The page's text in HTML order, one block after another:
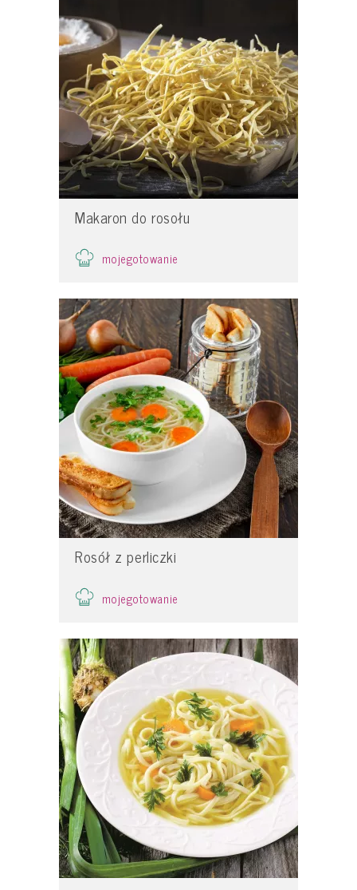
Makaron do rosołu
mojegotowanie
Rosół z perliczki
mojegotowanie